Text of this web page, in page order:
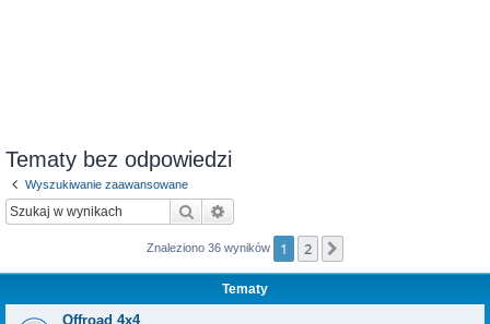
Tematy bez odpowiedzi
Wyszukiwanie zaawansowane
Szukaj
Znaleziono 36 wyników 1 2
Tematy
Offroad 4x4